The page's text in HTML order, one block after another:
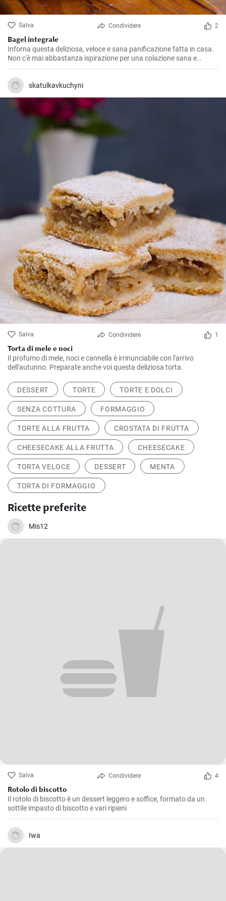
Salva Condividere 2
Bagel integrale
Inforna questa deliziosa, veloce e sana panificazione fatta in casa.
Non c'è mai abbastanza ispirazione per una colazione sana e
gustosa.
skatulkavkuchyni
Salva Condividere 1
Torta di mele e noci
Il profumo di mele, noci e cannella è irrinunciabile con l'arrivo
dell'autunno. Preparate anche voi questa deliziosa torta.
DESSERT TORTE TORTE E DOLCI
SENZA COTTURA FORMAGGIO
TORTE ALLA FRUTTA CROSTATA DI FRUTTA
CHEESECAKE ALLA FRUTTA CHEESECAKE
TORTA VELOCE DESSERT MENTA
TORTA DI FORMAGGIO
Ricette preferite
Mis12
Salva Condividere 4
Rotolo di biscotto
Il rotolo di biscotto è un dessert leggero e soffice, formato da un
sottile impasto di biscotto e vari ripieni
Iwa